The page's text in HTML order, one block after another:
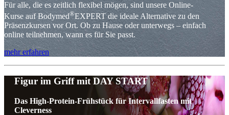
Für alle, die es zeitlich flexibel mögen, sind unsere Online-
Kurse auf Bodymed®EXPERT die ideale Alternative zu den
Präsenzkursen vor Ort. Ob zu Hause oder unterwegs – einfach
online teilnehmen, wann es für Sie passt.
mehr erfahren
Figur im Griff mit DAY START
Das High-Protein-Frühstück für Intervallfasten mit
Cleverness